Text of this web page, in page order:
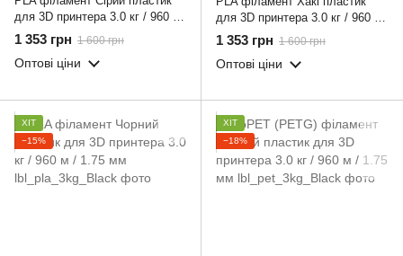
для 3D принтера 3.0 кг / 960 м
/ 1.75 мм
1 353 грн 1 600 грн
Оптові ціни
для 3D принтера 3.0 кг / 960 м
/ 1.75 мм
1 353 грн 1 600 грн
Оптові ціни
ХІТ
−15%
ХІТ
−18%